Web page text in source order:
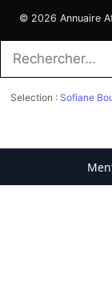
© 2026 Annuaire
Rechercher :
Selection : Sofiane